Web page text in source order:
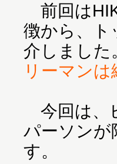
前回は
徴から、ト
介しました
リーマン
今回は、
パーソンが
す。